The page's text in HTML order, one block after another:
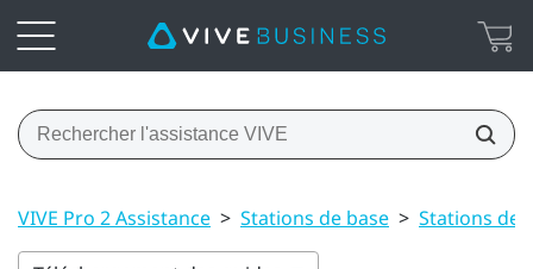
VIVE Pro 2 Assistance > Stations de base > Stations de